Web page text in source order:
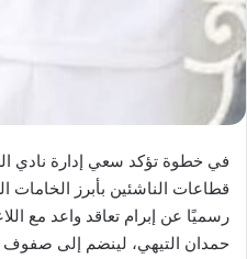
في خطوة تؤكد سعي إدارة نادي
قطاعات الناشئين بأبرز الخامات
رسميًا عن إبرام تعاقد واعد مع
حمدان التيهي، لينضم إلى صفوف